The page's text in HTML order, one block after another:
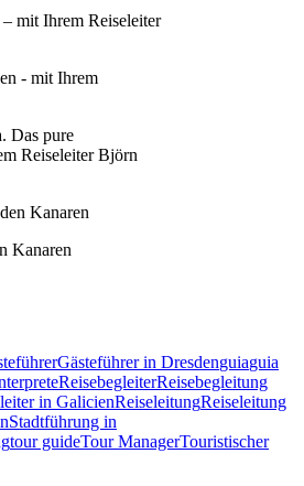
mit Ihrem Reiseleiter
Das pure
Reiseleiter Björn
Kanaren
Gästeführer in Dresdenguiaguia
ReisebegleiterReisebegleitung
in GalicienReiseleitungReiseleitung
Stadtführung in
tour guideTour ManagerTouristischer